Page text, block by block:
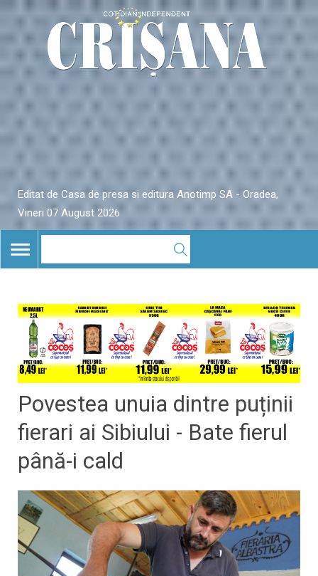
Editat de Casa de presa si editura Anotimp SA - Oradea,
Vineri 07 August 2026
TOGGLE
NAVIGATION
Povestea unuia dintre puținii
fierari ai Sibiului - Bate fierul
până-i cald